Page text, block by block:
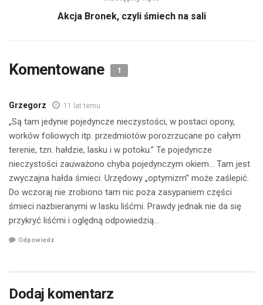
Akcja Bronek, czyli śmiech na sali
Komentowane 1
Grzegorz 11 lat temu
„Są tam jedynie pojedyncze nieczystości, w postaci opony,
worków foliowych itp. przedmiotów porozrzucane po całym
terenie, tzn. hałdzie, lasku i w potoku.” Te pojedyncze
nieczystości zauważono chyba pojedynczym okiem… Tam jest
zwyczajna hałda śmieci. Urzędowy „optymizm” może zaślepić.
Do wczoraj nie zrobiono tam nic poza zasypaniem części
śmieci nazbieranymi w lasku liśćmi. Prawdy jednak nie da się
przykryć liśćmi i oględną odpowiedzią…
Odpowiedz
Dodaj komentarz